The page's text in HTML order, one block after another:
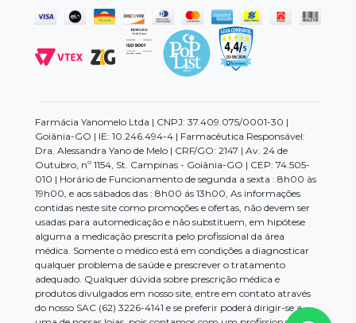
Farmácia Yanomelo Ltda | CNPJ: 37.409.075/0001-30 |
Goiânia-GO | IE: 10.246.494-4 | Farmacêutica Responsável:
Dra. Alessandra Yano de Melo | CRF/GO: 2147 | Av. 24 de
Outubro, nº 1154, St. Campinas - Goiânia-GO | CEP: 74.505-
010 | Horário de Funcionamento de segunda a sexta : 8h00 às
19h00, e aos sábados das : 8h00 ás 13h00, As informações
contidas neste site como promoções e ofertas, não devem ser
usadas para automedicação e não substituem, em hipótese
alguma a medicação prescrita pelo profissional da área
médica. Somente o médico está em condições a diagnosticar
qualquer problema de saúde e prescrever o tratamento
adequado. Qualquer dúvida sobre prescrição médica e
produtos divulgados em nosso site, entre em contato através
do nosso SAC (62) 3226-4141 e se preferir poderá dirigir-se a